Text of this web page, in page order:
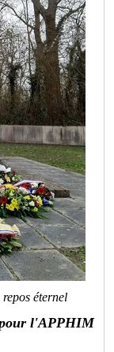
éternel
l'APPHIM